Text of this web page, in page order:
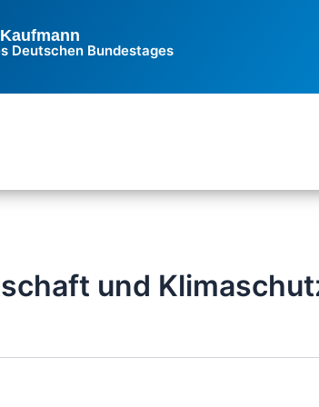
Deutschen Bundestages
und